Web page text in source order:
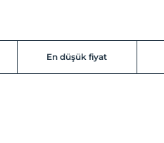
En düşük fiyat